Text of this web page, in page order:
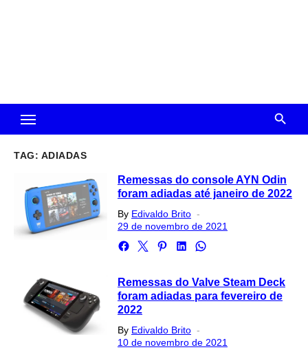
TAG: ADIADAS
Remessas do console AYN Odin
foram adiadas até janeiro de 2022
By Edivaldo Brito
on
29 de novembro de 2021
Remessas do Valve Steam Deck
foram adiadas para fevereiro de
2022
By Edivaldo Brito
on
10 de novembro de 2021